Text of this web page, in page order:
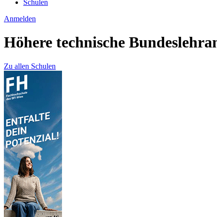
Schulen
Anmelden
Höhere technische
Zu allen Schulen